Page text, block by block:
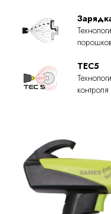
TEC5